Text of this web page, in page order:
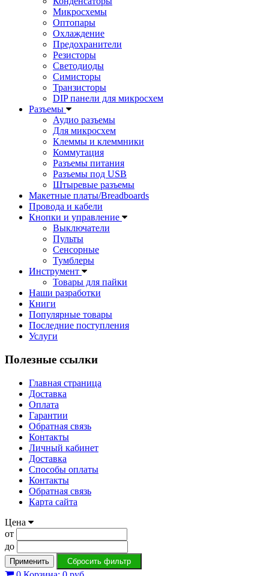
Микросхемы
Оптопары
Охлаждение
Предохранители
Резисторы
Светодиоды
Симисторы
Транзисторы
DIP панели для микросхем
Разъемы
Аудио разъемы
Для микросхем
Клеммы и клеммники
Коммутация
Разъемы питания
Разъемы под USB
Штыревые разъемы
Макетные платы/Breadboards
Провода и кабели
Кнопки и управление
Выключатели
Пульты
Сенсорные
Тумблеры
Инструмент
Товары для пайки
Наши разработки
Книги
Популярные товары
Последние поступления
Услуги
Полезные ссылки
Главная страница
Доставка
Оплата
Гарантии
Обратная связь
Контакты
Личный кабинет
Доставка
Способы оплаты
Контакты
Обратная связь
Карта сайта
Цена
от
до
Применить Сбросить фильтр